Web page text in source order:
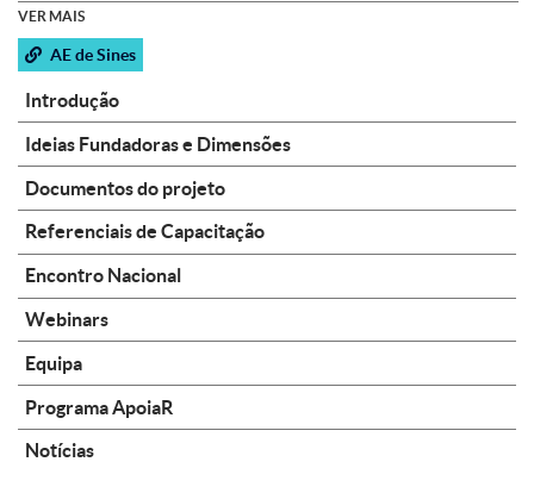
VER MAIS
AE de Sines
Introdução
Ideias Fundadoras e Dimensões
Documentos do projeto
Referenciais de Capacitação
Encontro Nacional
Webinars
Equipa
Programa ApoiaR
Notícias